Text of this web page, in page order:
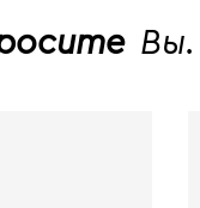
Вы.